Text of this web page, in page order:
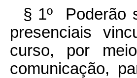
§ 1º Poderão
presenciais
curso, por
comunicação,